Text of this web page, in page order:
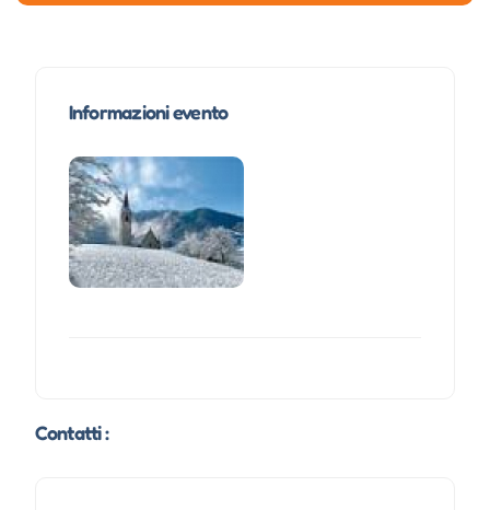
Informazioni evento
Contatti :